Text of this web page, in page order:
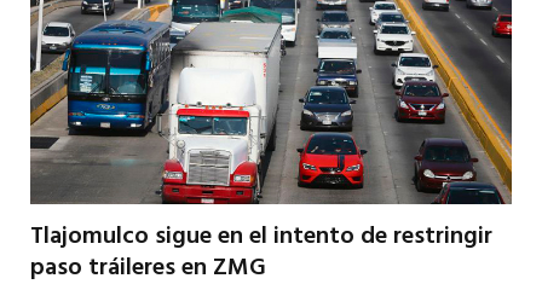
Tlajomulco sigue en el intento de restringir
paso tráileres en ZMG